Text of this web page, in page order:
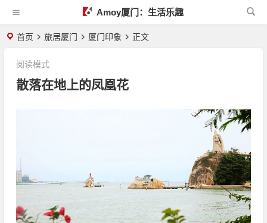
Amoy厦门：生活乐趣
首页 旅居厦门 厦门印象 正文
散落在地上的凤凰花
阅读模式